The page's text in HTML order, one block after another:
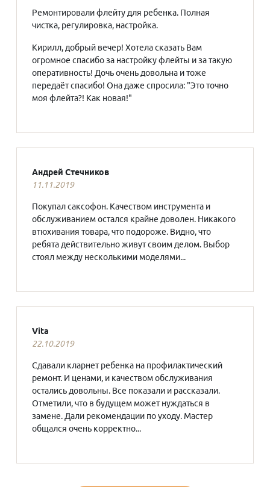
Ремонтировали флейту для ребенка. Полная
чистка, регулировка, настройка.
Кирилл, добрый вечер! Хотела сказать Вам
огромное спасибо за настройку флейты и за такую
оперативность! Дочь очень довольна и тоже
передаёт спасибо! Она даже спросила: "Это точно
моя флейта?! Как новая!"
Андрей Стечников
11.11.2019
Покупал саксофон. Качеством инструмента и
обслуживанием остался крайне доволен. Никакого
втюхивания товара, что подороже. Видно, что
ребята действительно живут своим делом. Выбор
стоял между несколькими моделями...
Vita
22.10.2019
Сдавали кларнет ребенка на профилактический
ремонт. И ценами, и качеством обслуживания
остались довольны. Все показали и рассказали.
Отметили, что в будущем может нуждаться в
замене. Дали рекомендации по уходу. Мастер
общался очень корректно...